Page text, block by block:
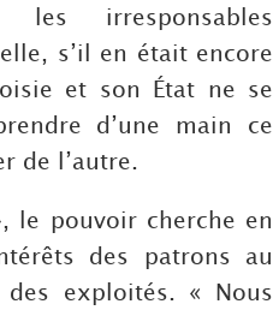
irresponsables
s’il en était encore
et son État ne se
d’une main ce
de l’autre.
le pouvoir cherche en
des patrons au
exploités. « Nous